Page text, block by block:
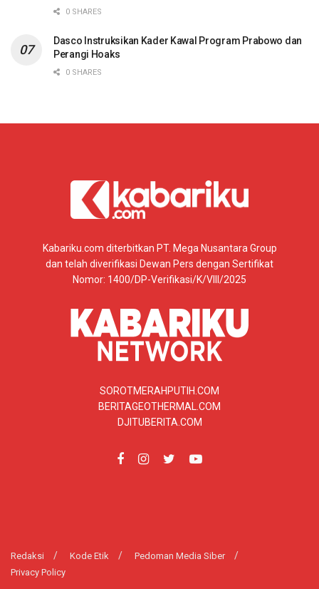
0 SHARES
Dasco Instruksikan Kader Kawal Program Prabowo dan
Perangi Hoaks
0 SHARES
Kabariku.com diterbitkan PT. Mega Nusantara Group
dan telah diverifikasi Dewan Pers dengan Sertifikat
Nomor: 1400/DP-Verifikasi/K/VIII/2025
SOROTMERAHPUTIH.COM
BERITAGEOTHERMAL.COM
DJITUBERITA.COM
Redaksi Kode Etik
Pedoman Media Siber
Privacy Policy